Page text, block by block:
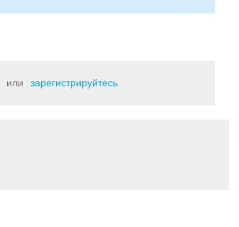
или зарегистрируйтесь